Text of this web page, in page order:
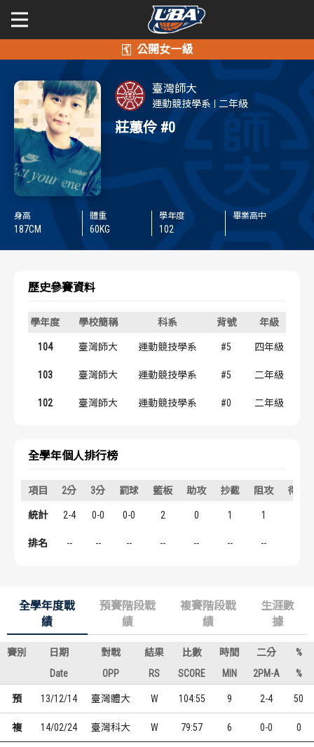
公開男一級
學年度
賽事資訊
賽程表
球隊資訊
選手資訊
歷屆冠軍
歷史數據排行
公開女一級
學年度
賽事資訊
賽程表
球隊資訊
選手資訊
歷屆冠軍
歷史數據排行
二級與一般組
新聞
臺灣師大
運動競技學系 二年級
莊蕙伶 #0
身高
187CM
體重
60KG
學年度
102
畢業高中
歷史參賽資料
學年度 學校簡稱 科系 背號 年級
104 臺灣師大 運動競技學系 #5 四年級
103 臺灣師大 運動競技學系 #5 二年級
102 臺灣師大 運動競技學系 #0 二年級
全學年個人排行榜
項目 2分 3分 罰球 籃板 助攻 抄截 阻攻 得分
統計 2-4 0-0 0-0 2 0 1 1
排名 -- -- -- -- -- -- --
全學年度戰
績
預賽階段戰
績
複賽階段戰
績
生涯數
據
賽別 日期 對戰 結果 比數 時間 二分
%
Date
OPP RS SCORE MIN 2PM-A %
預 13/12/14 臺灣體大 W 104:55 9 2-4 50
複 14/02/24 臺灣科大 W 79:57 6 0-0 0